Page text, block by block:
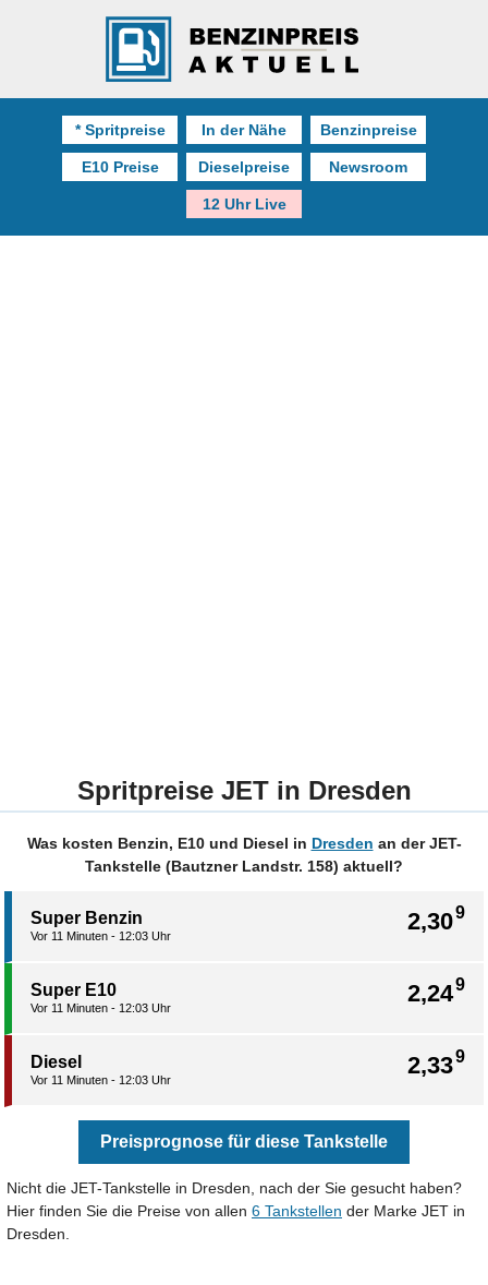
* Spritpreise In der Nähe Benzinpreise
E10 Preise Dieselpreise Newsroom
12 Uhr Live
Spritpreise JET in Dresden
Was kosten Benzin, E10 und Diesel in Dresden an der JET-
Tankstelle (Bautzner Landstr. 158) aktuell?
2,309
Super Benzin
Vor 11 Minuten - 12:03 Uhr
2,249
Super E10
Vor 11 Minuten - 12:03 Uhr
2,339
Diesel
Vor 11 Minuten - 12:03 Uhr
Preisprognose für diese Tankstelle
Nicht die JET-Tankstelle in Dresden, nach der Sie gesucht haben?
Hier finden Sie die Preise von allen 6 Tankstellen der Marke JET in
Dresden.